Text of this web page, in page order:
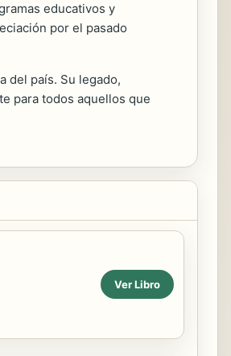
educativos y
por el pasado
del país. Su legado,
para todos aquellos que
Ver Libro